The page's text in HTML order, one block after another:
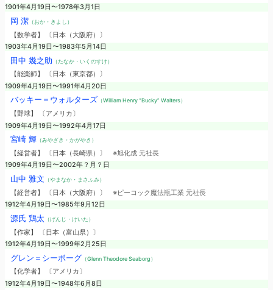
1901年4月19日〜1978年3月1日
岡 潔（おか・きよし）
【数学者】 〔日本（大阪府）〕
1903年4月19日〜1983年5月14日
田中 幾之助 （たなか・いくのすけ）
【能楽師】 〔日本（東京都）〕
1909年4月19日〜1991年4月20日
バッキー＝ウォルターズ （William Henry “Bucky” Walters）
【野球】 〔アメリカ〕
1909年4月19日〜1992年4月17日
宮崎 輝（みやざき・かがやき）
【経営者】 〔日本（長崎県）〕 ※旭化成 元社長
1909年4月19日〜2002年？月？日
山中 雅文 （やまなか・まさふみ）
【経営者】 〔日本（大阪府）〕 ※ピーコック魔法瓶工業 元社長
1912年4月19日〜1985年9月12日
源氏 鶏太（げんじ・けいた）
【作家】 〔日本（富山県）〕
1912年4月19日〜1999年2月25日
グレン＝シーボーグ （Glenn Theodore Seaborg）
【化学者】 〔アメリカ〕
1912年4月19日〜1948年6月8日